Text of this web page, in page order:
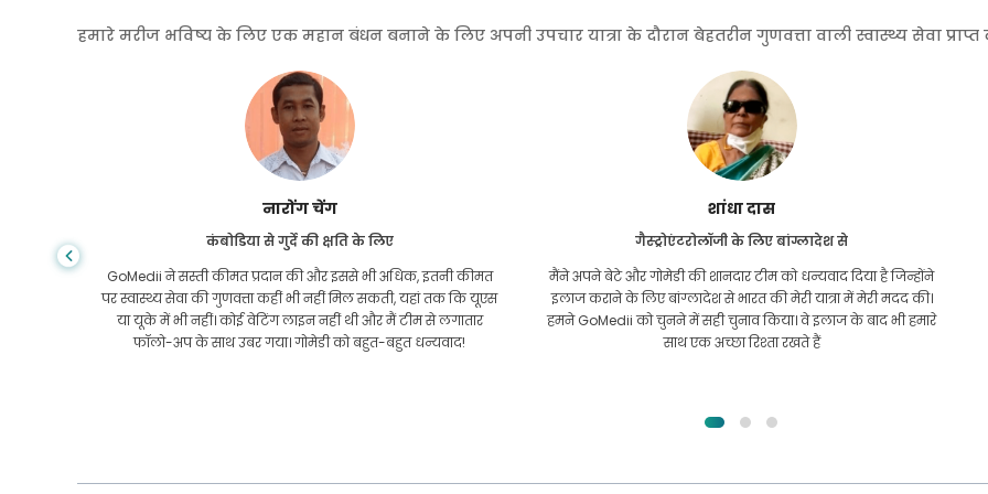
हमारे मरीज भविष्य के लिए एक महान बंधन बनाने के लिए अपनी उपचार यात्रा के दौरान बेहतरीन गुणवत्ता वाली स्वास्थ्य सेवा
शांधा दास
गैस्ट्रोएंटरोलॉजी के लिए बांग्लादेश से
मैंने अपने बेटे और गोमेडी की शानदार टीम को धन्यवाद दिया है जिन्होंने
इलाज कराने के लिए बांग्लादेश से भारत की मेरी यात्रा में मेरी मदद की।
हमने GoMedii को चुनने में सही चुनाव किया। वे इलाज के बाद भी हमारे
साथ एक अच्छा रिश्ता रखते हैं
फुरकानुल इस्लाम
किडनी ट्रांसप्लांट के लिए बांग्लादेश से
मुझे पूरी उम्मीद थी कि मैं अपनी किडनी की समस्या के लिए किसी भी
तरह का इलाज करवा सकूंगा। यह तब हुआ जब मैं अल्लाह की कृपा से
गोमेदी के पास आया और उनसे संपर्क किया।